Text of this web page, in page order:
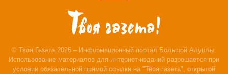
© Твоя Газета 2026 – Информационный портал Большой Алушты.
Использование материалов для интернет-изданий разрешается при
условии обязательной прямой ссылки на "Твоя газета", открытой